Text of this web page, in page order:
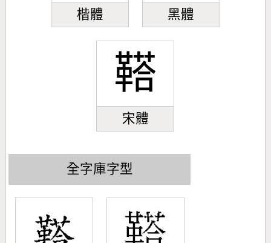
楷體 黑體
鞳
宋體
全字庫字型